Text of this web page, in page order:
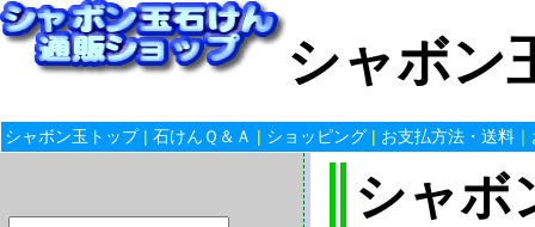
シャボン
シャボン玉トップ|石けんＱ＆Ａ | ショッピング | お支払方法・送料 ｜
シャボ